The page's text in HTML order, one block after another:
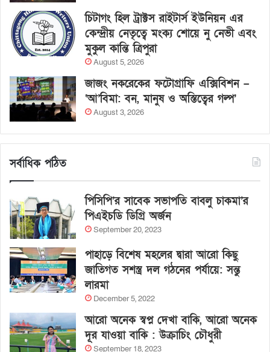
চিটাগং হিল ট্রাক্টস রাইটার্স ইউনিয়ন এর
কেন্দ্রীয় নেতৃত্বে মংক্য শোয়ে নু নেভী এবং
মুকুল কান্তি ত্রিপুরা
August 5, 2026
জাজং নকরেকের ফটোগ্রাফি এক্সিবিশন –
‘আ’বিমা: বন, মানুষ ও অস্তিত্বের গল্প’
August 3, 2026
সর্বাধিক পঠিত
পিসিপি’র সাবেক সভাপতি বাবলু চাকমা’র
পিএইচডি ডিগ্রি অর্জন
September 20, 2023
পাহাড়ে বিশেষ মহলের দ্বারা আরো কিছু
জাতিগত সশস্ত্র দল গঠনের পর্যায়ে: সন্তু
লারমা
December 5, 2022
আরো অনেক স্বপ্ন দেখা বাকি, আরো অনেক
দূর যাওয়া বাকি : উক্রাচিং চৌধুরী
September 18, 2023